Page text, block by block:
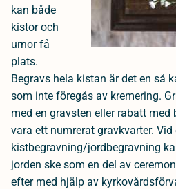
kan både
kistor och
urnor få
plats.
Begravs hela kistan är det en så
som inte föregås av kremering.
med en gravsten eller rabatt med
vara ett numrerat gravkvarter. Vid
kistbegravning/jordbegravning
jorden ske som en del av
efter med hjälp av